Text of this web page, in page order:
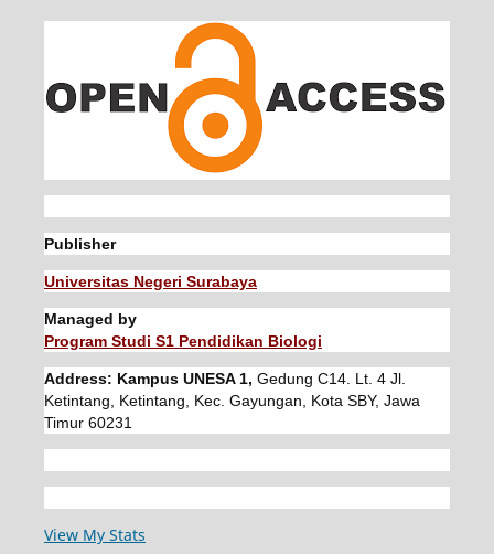
Publisher
Universitas Negeri Surabaya
Managed by
Program Studi S1 Pendidikan Biologi
Address: Kampus UNESA 1, Gedung C14. Lt. 4 Jl.
Ketintang, Ketintang, Kec. Gayungan, Kota SBY, Jawa
Timur 60231
View My Stats